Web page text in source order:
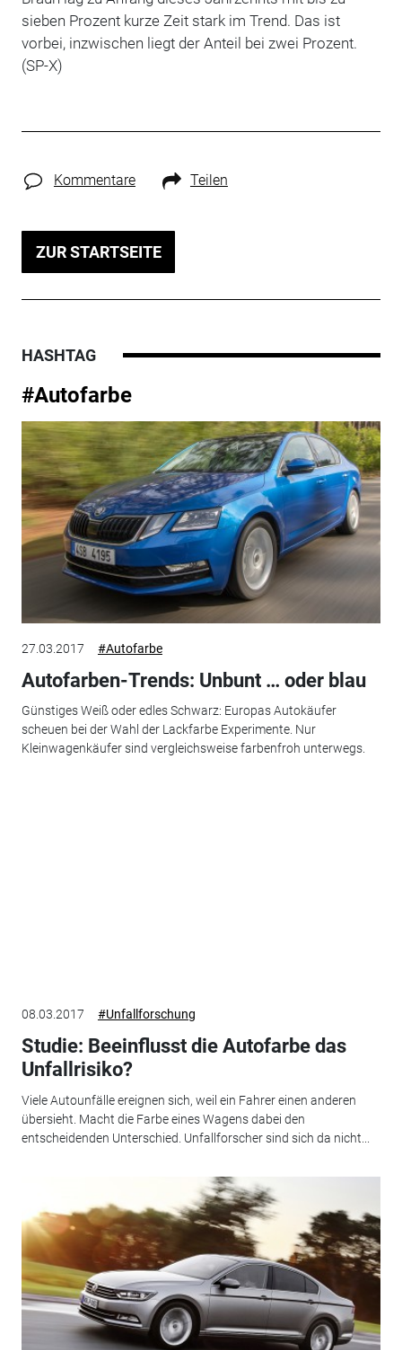
sieben Prozent kurze Zeit stark im Trend. Das ist
vorbei, inzwischen liegt der Anteil bei zwei Prozent.
(SP-X)
Kommentare Teilen
ZUR STARTSEITE
HASHTAG
#Autofarbe
27.03.2017 #Autofarbe
Autofarben-Trends: Unbunt … oder blau
Günstiges Weiß oder edles Schwarz: Europas Autokäufer
scheuen bei der Wahl der Lackfarbe Experimente. Nur
Kleinwagenkäufer sind vergleichsweise farbenfroh unterwegs.
08.03.2017 #Unfallforschung
Studie: Beeinflusst die Autofarbe das
Unfallrisiko?
Viele Autounfälle ereignen sich, weil ein Fahrer einen anderen
übersieht. Macht die Farbe eines Wagens dabei den
entscheidenden Unterschied. Unfallforscher sind sich da nicht...